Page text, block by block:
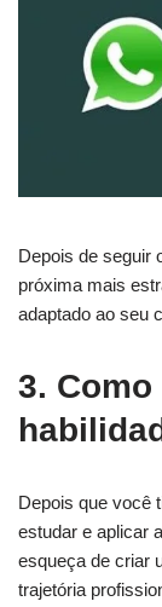
Depois de seguir
próxima mais
adaptado ao seu
3.
Depois que você
estudar e aplicar
esqueça de criar
trajetória